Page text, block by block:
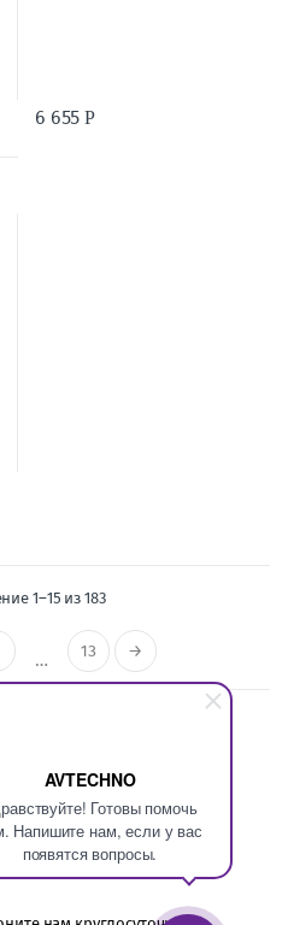
AVTECHNO
Готовы помочь
Напишите нам, если у вас
появятся вопросы.
6 655Р
1–15 из 183
… 13 →